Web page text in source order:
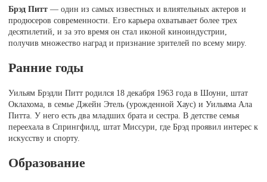
Брэд Питт — один из самых известных и влиятельных актеров и
продюсеров современности. Его карьера охватывает более трех
десятилетий, и за это время он стал иконой киноиндустрии,
получив множество наград и признание зрителей по всему миру.
Ранние годы
Уильям Брэдли Питт родился 18 декабря 1963 года в Шоуни, штат
Оклахома, в семье Джейн Этель (урожденной Хаус) и Уильяма Ала
Питта. У него есть два младших брата и сестра. В детстве семья
переехала в Спрингфилд, штат Миссури, где Брэд проявил интерес к
искусству и спорту.
Образование